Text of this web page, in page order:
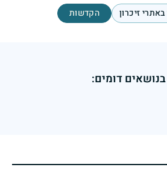
זיכרון הקדשות
דומים: